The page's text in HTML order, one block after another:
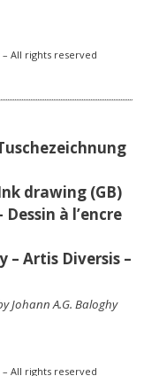
– All rights reserved
drawing (GB)
à l’encre
– Artis Diversis –
Johann A.G. Baloghy
– All rights reserved